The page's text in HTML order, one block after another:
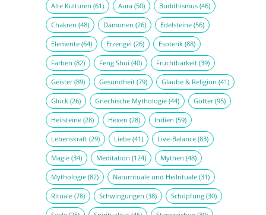
Alte Kulturen (61) Aura(50) Buddhismus(46)
Chakren (48) Dämonen (26) Edelsteine(56)
Elemente(64) Erzengel (26) Esoterik(88)
Farben (82) Feng Shui (40) Fruchtbarkeit(39)
Geister(89) Gesundheit(79) Glaube & Religion (41)
Glück(26) Griechische Mythologie(44) Götter(95)
Heilsteine(28) Hexen (28) Indien (59)
Lebenskraft(29) Liebe(41) Live-Balance(83)
Magie(34) Meditation (124) Mythen (48)
Mythologie(82) Naturrituale und Heilrituale(31)
Rituale(78) Schwingungen (38) Schöpfung(30)